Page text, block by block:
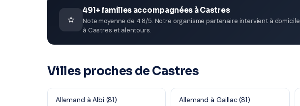
⭐
491+ familles accompagnées à Castres
Note moyenne de 4.8/5. Notre organisme partenaire intervient à domicile
à Castres et alentours.
Villes proches de Castres
Allemand à Albi (81) Allemand à Gaillac (81)